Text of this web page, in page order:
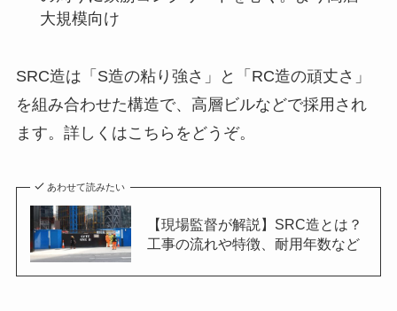
大規模向け
SRC造は「S造の粘り強さ」と「RC造の頑丈さ」
を組み合わせた構造で、高層ビルなどで採用され
ます。詳しくはこちらをどうぞ。
あわせて読みたい
【現場監督が解説】SRC造とは？
工事の流れや特徴、耐用年数など